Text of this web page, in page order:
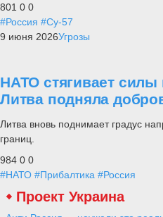
801 0 0
#Россия #Су-57
9 июня 2026Угрозы
НАТО стягивает силы
Литва подняла
Литва вновь поднимает градус
границ.
984 0 0
#НАТО #Прибалтика #Россия
Проект Украина